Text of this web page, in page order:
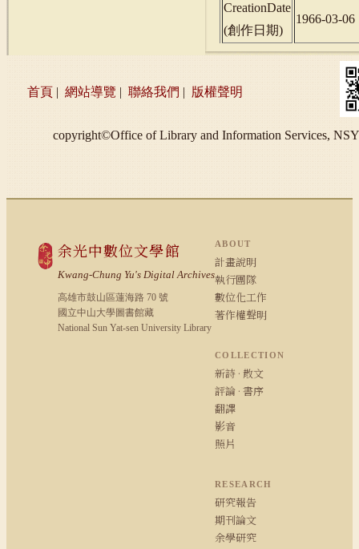
CreationDate
(創作日期)
1966-03-06
首頁 | 網站導覽 | 聯絡我們 | 版權聲明
copyright©Office of Library and Information Services,
余光中數位文學館
Kwang-Chung Yu's Digital Archives
高雄市鼓山區蓮海路 70 號
國立中山大學圖書館藏
National Sun Yat-sen University Library
ABOUT
計畫說明
執行團隊
數位化工作
著作權聲明
COLLECTION
新詩 · 散文
評論 · 書序
翻譯
影音
照片
RESEARCH
研究報告
期刊論文
余學研究